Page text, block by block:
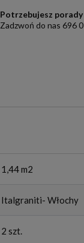
Potrzebujesz
Zadzwoń do nas 696
1,44 m2
Italgraniti- Włochy
2 szt.